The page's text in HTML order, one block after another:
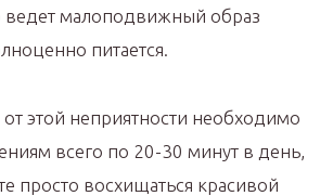
ведет малоподвижный образ
питается.
этой неприятности необходимо
всего по 20-30 минут в день,
просто восхищаться красивой